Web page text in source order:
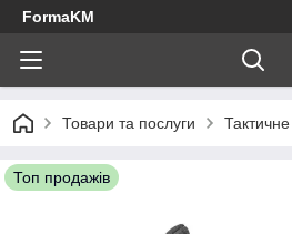
FormaKM
Товари та послуги Тактичне
Топ продажів